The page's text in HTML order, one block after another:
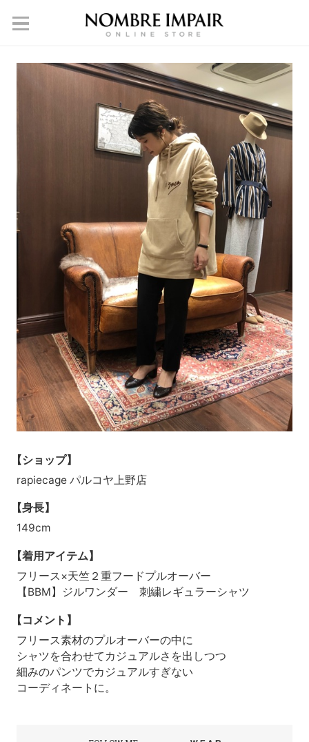
【ショップ】
rapiecage パルコヤ上野店
【身長】
149cm
【着用アイテム】
フリース×天竺２重フードプルオーバー
【BBM】ジルワンダー 刺繍レギュラーシャツ
【コメント】
フリース素材のプルオーバーの中に
シャツを合わせてカジュアルさを出しつつ
細みのパンツでカジュアルすぎない
コーディネートに。